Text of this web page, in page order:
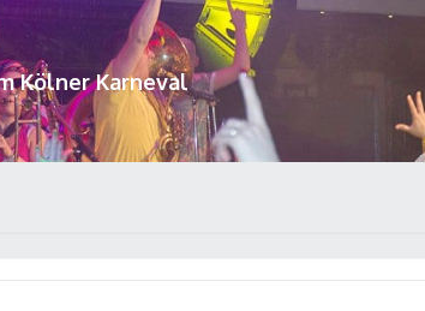
Kölner Karneval